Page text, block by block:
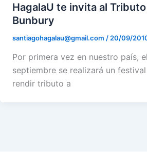
HagalaU te invita al
Bunbury
santiagohagalau@gmail.com / 20/09/
Por primera vez en nuestro país,
septiembre se realizará un
rendir tributo a